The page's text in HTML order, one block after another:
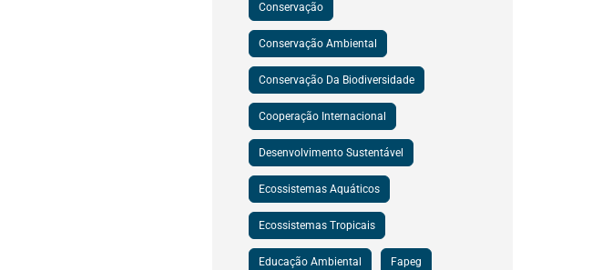
Conservação
Conservação Ambiental
Conservação Da Biodiversidade
Cooperação Internacional
Desenvolvimento Sustentável
Ecossistemas Aquáticos
Ecossistemas Tropicais
Educação Ambiental Fapeg